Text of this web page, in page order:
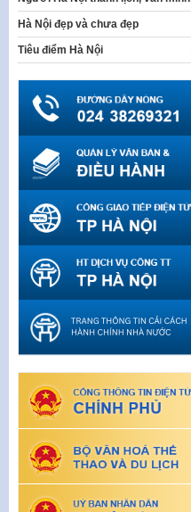
Hà Nội đẹp và chưa đẹp
Tiêu điểm Hà Nội